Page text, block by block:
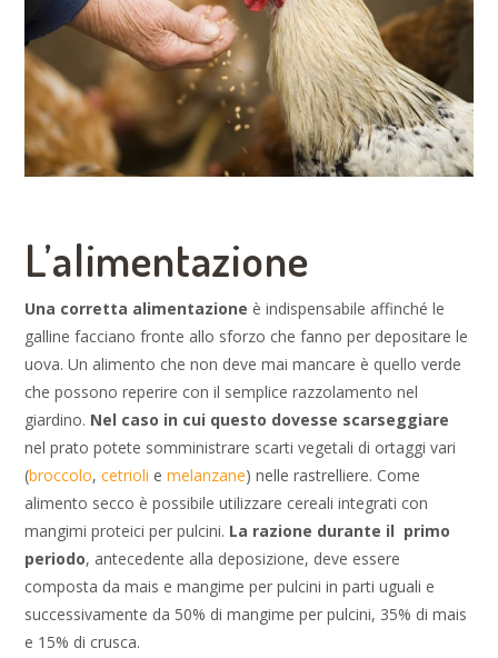
L’alimentazione
Una corretta alimentazione è indispensabile affinché le
galline facciano fronte allo sforzo che fanno per depositare le
uova. Un alimento che non deve mai mancare è quello verde
che possono reperire con il semplice razzolamento nel
giardino. Nel caso in cui questo dovesse scarseggiare
nel prato potete somministrare scarti vegetali di ortaggi vari
(broccolo,cetrioli emelanzane) nelle rastrelliere. Come
alimento secco è possibile utilizzare cereali integrati con
mangimi proteici per pulcini. La razione durante il primo
periodo, antecedente alla deposizione, deve essere
composta da mais e mangime per pulcini in parti uguali e
successivamente da 50% di mangime per pulcini, 35% di mais
e 15% di crusca.